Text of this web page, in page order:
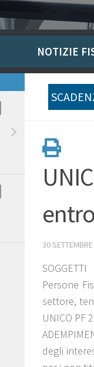
NOTIZIE
30
SOGGETTI
Persone
settore,
UNICO
degli